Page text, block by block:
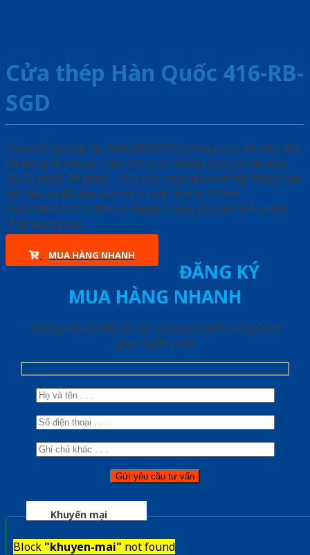
Cửa thép Hàn Quốc 416-RB-
SGD
Cửa chống cháy tại SAIGONDOOR phong phú về màu sắc,
đa dạng về chủng loại, thời gian chống cháy có các mức
độ 60 phút, 90 phút, 120 phút hoặc lâu hơn tùy thuộc vào
vật liệu và độ dày của cánh cửa: 45mm, 50mm.
SAIGONDOOR là đơn vị chuyên cung cấp các sản phẩm
chất lượng cao.
MUA HÀNG NHANH
ĐĂNG KÝ
MUA HÀNG NHANH
Chúng tôi sẽ liên lạc lại với quý khách trong thời
gian ngắn nhất
Khuyến mại
Block "khuyen-mai" not found